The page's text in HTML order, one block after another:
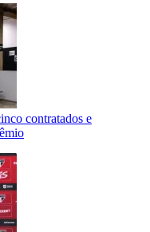
contratados e